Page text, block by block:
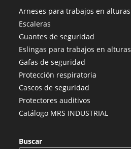
abre
en
una
nueva
pestaña
abre
una
nueva
pestaña
abre
una
nueva
pestaña
abre
nueva
Arneses para trabajos en alturas
Escaleras
Guantes de seguridad
Eslingas para trabajos en alturas
Gafas de seguridad
Protección respiratoria
Cascos de seguridad
Protectores auditivos
Catálogo MRS INDUSTRIAL
Buscar